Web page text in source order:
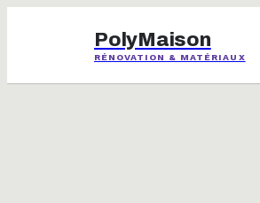
PolyMaison
RÉNOVATION & MATÉRIAUX